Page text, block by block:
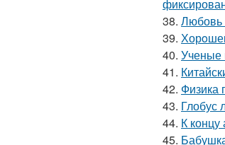
38. Любовь
39.
40. Ученые
41.
42. Физика
43. Глобус
44. К концу
45.